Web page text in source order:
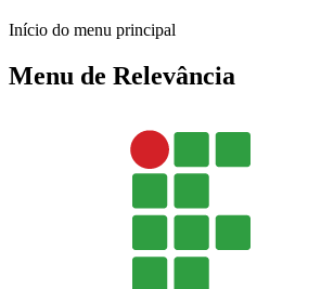
Início do menu principal
Menu de Relevância